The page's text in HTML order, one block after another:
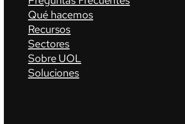
Qué hacemos
Recursos
Sectores
Sobre UOL
Soluciones